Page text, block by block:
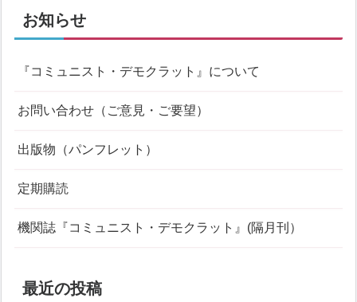
お知らせ
『コミュニスト・デモクラット』について
お問い合わせ（ご意見・ご要望）
出版物（パンフレット）
定期購読
機関誌『コミュニスト・デモクラット』(隔月刊）
最近の投稿